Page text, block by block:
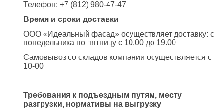
Телефон: +7 (812) 980-47-47
Время и сроки доставки
ООО «Идеальный фасад» осуществляет доставку: с
понедельника по пятницу с 10.00 до 19.00
Самовывоз со складов компании осуществляется с
10-00
Требования к подъездным путям, месту
разгрузки, нормативы на выгрузку